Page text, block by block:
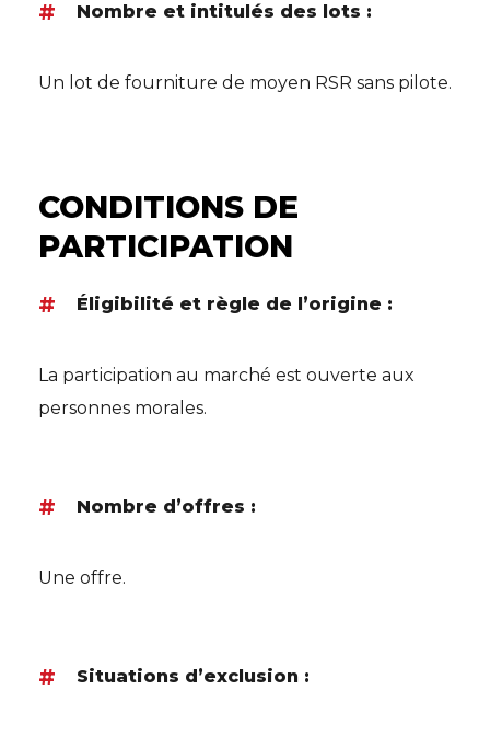
Nombre et intitulés des lots :
Un lot de fourniture de moyen RSR sans pilote.
CONDITIONS DE
PARTICIPATION
Éligibilité et règle de l’origine :
La participation au marché est ouverte aux
personnes morales.
Nombre d’offres :
Une offre.
Situations d’exclusion :